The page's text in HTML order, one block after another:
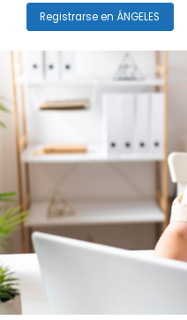
Registrarse en ÁNGELES